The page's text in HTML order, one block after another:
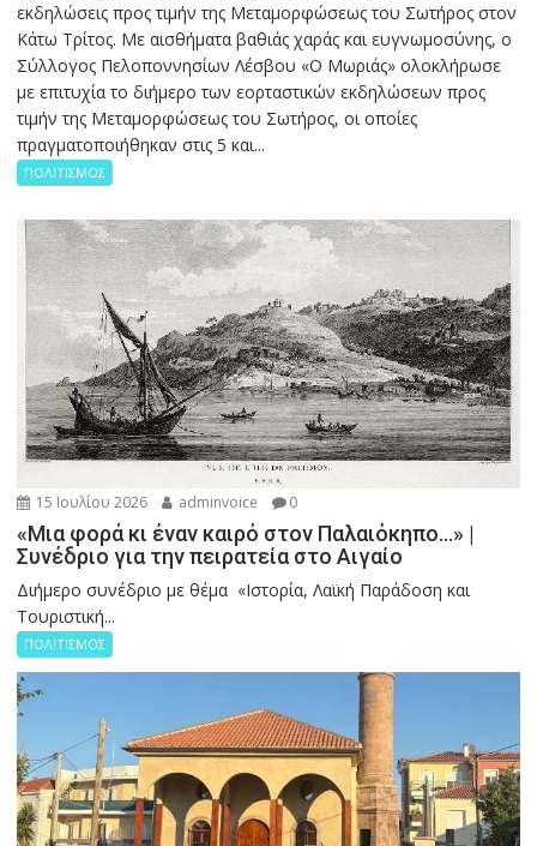
εκδηλώσεις προς τιμήν της Μεταμορφώσεως του Σωτήρος στον
Κάτω Τρίτος. Με αισθήματα βαθιάς χαράς και ευγνωμοσύνης, ο
Σύλλογος Πελοποννησίων Λέσβου «Ο Μωριάς» ολοκλήρωσε
με επιτυχία το διήμερο των εορταστικών εκδηλώσεων προς
τιμήν της Μεταμορφώσεως του Σωτήρος, οι οποίες
πραγματοποιήθηκαν στις 5 και...
ΠΟΛΙΤΙΣΜΟΣ
15 Ιουλίου 2026 adminvoice 0
«Μια φορά κι έναν καιρό στον Παλαιόκηπο…» |
Συνέδριο για την πειρατεία στο Αιγαίο
Διήμερο συνέδριο με θέμα «Ιστορία, Λαϊκή Παράδοση και
Τουριστική...
ΠΟΛΙΤΙΣΜΟΣ